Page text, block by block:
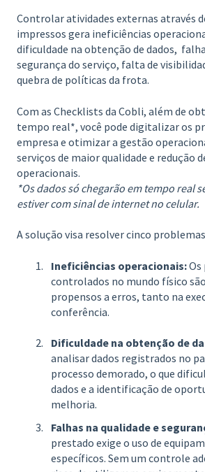
Controlar atividades externas através
impressos gera ineficiências
dificuldade na obtenção de dados,
segurança do serviço, falta de
quebra de políticas da frota.
Com as Checklists da Cobli, além de
tempo real*, você pode digitalizar os
empresa e otimizar a gestão
serviços de maior qualidade e redução
operacionais.
*Os dados só chegarão em tempo real
estiver com sinal de internet no celular.
A solução visa resolver cinco
Ineficiências operacionais:Os
controlados no mundo físico
propensos a erros, tanto na
conferência.
Dificuldade na obtenção de
analisar dados registrados no
processo demorado, o que
dados e a identificação de
melhoria.
Falhas na qualidade e
prestado exige o uso de
específicos. Sem um controle